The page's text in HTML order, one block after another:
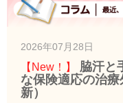
2026年07月28日
【New！】
脇汗と
な保険適応の治
新）